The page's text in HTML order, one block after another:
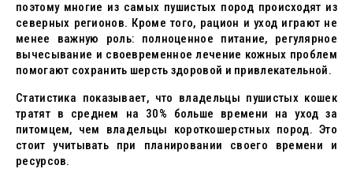
поэтому многие из самых пушистых пород происходят из
северных регионов. Кроме того, рацион и уход играют не
менее важную роль: полноценное питание, регулярное
вычесывание и своевременное лечение кожных проблем
помогают сохранить шерсть здоровой и привлекательной.
Статистика показывает, что владельцы пушистых кошек
тратят в среднем на 30% больше времени на уход за
питомцем, чем владельцы короткошерстных пород. Это
стоит учитывать при планировании своего времени и
ресурсов.